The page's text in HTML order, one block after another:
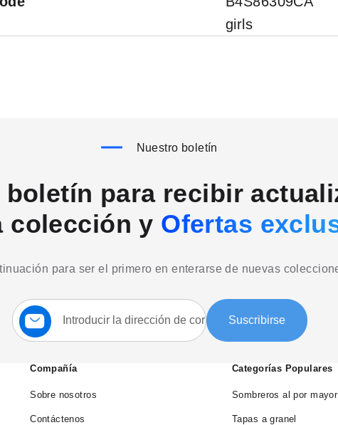
girls
Nuestro boletín
para recibir
colección y Ofertas
para ser el primero en enterarse de nuevas
Suscríbase
a
nuestro
Suscribirse
Compañía
Sobre nosotros
Contáctenos
Categorías Populares
Sombreros al por mayor
Tapas a granel